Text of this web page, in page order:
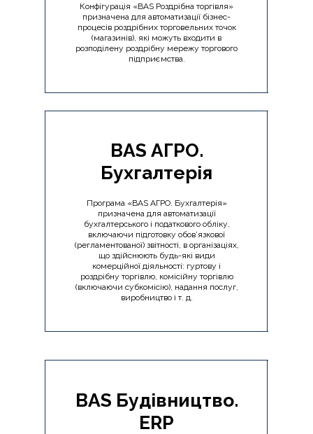
Конфігурація «BAS Роздрібна торгівля»
призначена для автоматизації бізнес-
процесів роздрібних торговельних точок
(магазинів), які можуть входити в
розподілену роздрібну мережу торгового
підприємства.
BAS АГРО.
Бухгалтерія
Програма «BAS АГРО. Бухгалтерія»
призначена для автоматизації
бухгалтерського і податкового обліку,
включаючи підготовку обов’язкової
(регламентованої) звітності, в організаціях,
що здійснюють будь-які види
комерційної діяльності: гуртову і
роздрібну торгівлю, комісійну торгівлю
(включаючи субкомісію), надання послуг,
виробництво і т. д.
BAS Будівництво.
ERP